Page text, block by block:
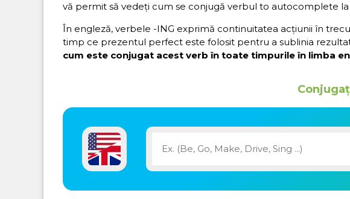
vă permit să vedeți cum se conjugă verbul to autocomplete
În engleză, verbele -ING exprimă continuitatea acțiunii în
timp ce prezentul perfect este folosit pentru a sublinia
cum este conjugat acest verb în toate timpurile în limba